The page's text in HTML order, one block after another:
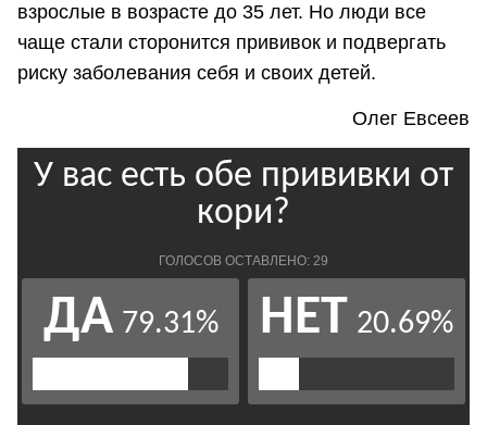
взрослые в возрасте до 35 лет. Но люди все
чаще стали сторонится прививок и подвергать
риску заболевания себя и своих детей.
Олег Евсеев